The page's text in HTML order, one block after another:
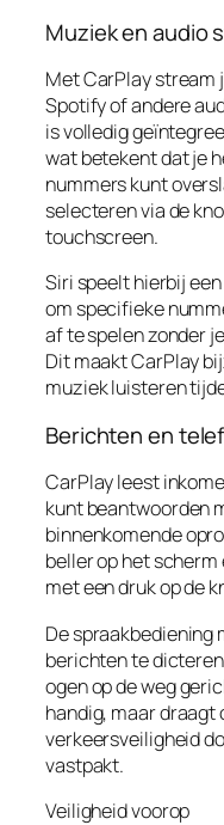
Muziek en audio
Met CarPlay stream
Spotify of andere
is volledig
wat betekent dat je
nummers kunt
selecteren via de
touchscreen.
Siri speelt hierbij
om specifieke
af te spelen zonder
Dit maakt CarPlay
muziek luisteren
Berichten en
CarPlay leest
kunt beantwoorden
binnenkomende
beller op het
met een druk op de
De spraakbediening
berichten te
ogen op de weg
handig, maar draagt
verkeersveiligheid
vastpakt.
Veiligheid voorop